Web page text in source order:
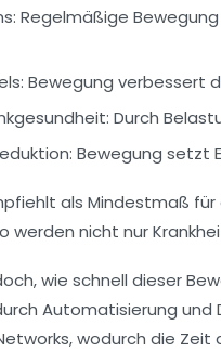
Regelmäßige
Bewegung verbessert
Durch
Bewegung setzt
als Mindestmaß
werden nicht nur
wie schnell dieser
Automatisierung
wodurch die